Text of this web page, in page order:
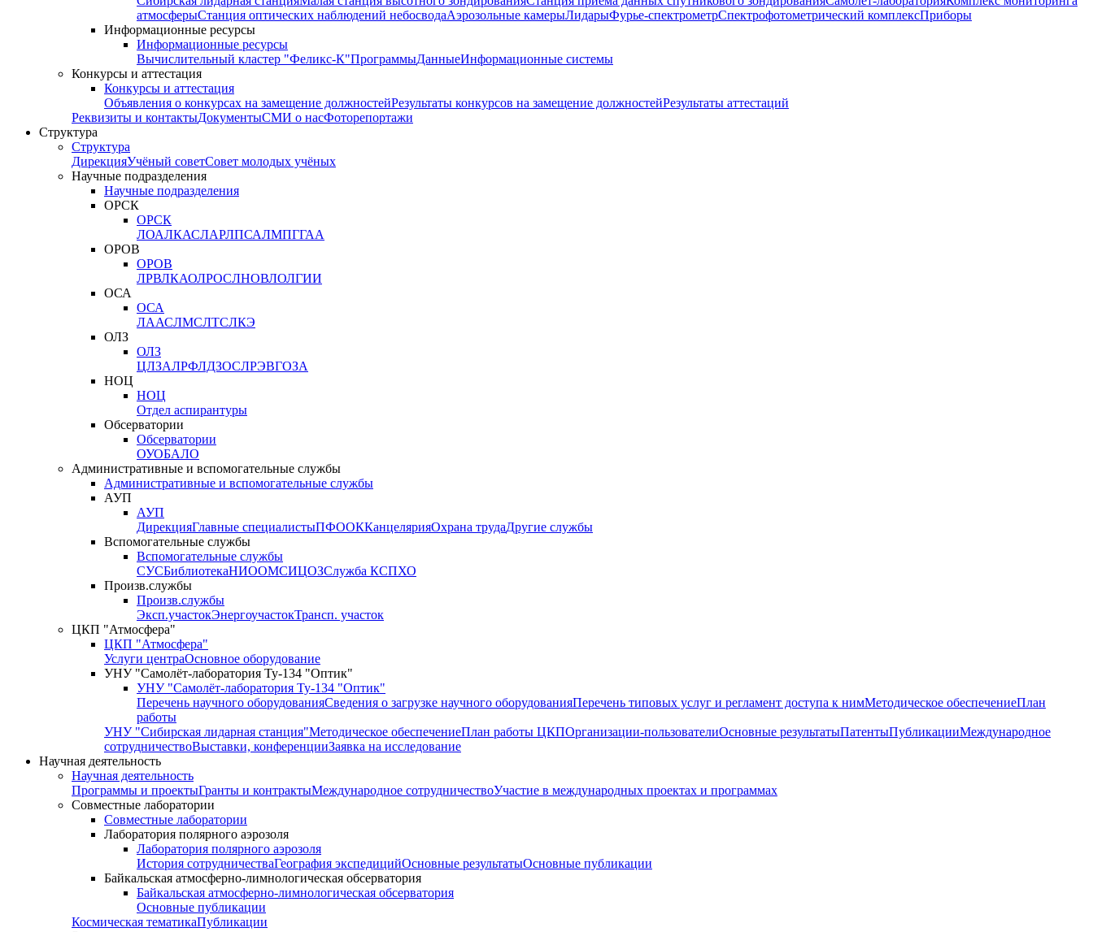
атмосферыСтанция оптических наблюдений небосводаАэрозольные камерыЛидарыФурье-спектрометрСпектрофотометрический комплексПриборы
Информационные ресурсы
Информационные ресурсы
Вычислительный кластер "Феликс-К"ПрограммыДанныеИнформационные системы
Конкурсы и аттестация
Конкурсы и аттестация
Объявления о конкурсах на замещение должностейРезультаты конкурсов на замещение должностейРезультаты аттестаций
Реквизиты и контактыДокументыСМИ о насФоторепортажи
Структура
Структура
ДирекцияУчёный советСовет молодых учёных
Научные подразделения
Научные подразделения
ОРСК
ОРСК
ЛОАЛКАСЛАРЛПСАЛМПГГАА
ОРОВ
ОРОВ
ЛРВЛКАОЛРОСЛНОВЛОЛГИИ
ОСА
ОСА
ЛААСЛМСЛТСЛКЭ
ОЛЗ
ОЛЗ
ЦЛЗАЛРФЛДЗОСЛРЭВГОЗА
НОЦ
НОЦ
Отдел аспирантуры
Обсерватории
Обсерватории
ОУОБАЛО
Административные и вспомогательные службы
Административные и вспомогательные службы
АУП
АУП
ДирекцияГлавные специалистыПФООККанцелярияОхрана трудаДругие службы
Вспомогательные службы
Вспомогательные службы
СУСБиблиотекаНИООМСИЦОЗСлужба КСПХО
Произв.службы
Произв.службы
Эксп.участокЭнергоучастокТрансп. участок
ЦКП "Атмосфера"
ЦКП "Атмосфера"
Услуги центраОсновное оборудование
УНУ "Самолёт-лаборатория Ту-134 "Оптик"
УНУ "Самолёт-лаборатория Ту-134 "Оптик"
Перечень научного оборудованияСведения о загрузке научного оборудованияПеречень типовых услуг и регламент доступа к нимМетодическое обеспечениеПлан
работы
УНУ "Сибирская лидарная станция"Методическое обеспечениеПлан работы ЦКПОрганизации-пользователиОсновные результатыПатентыПубликацииМеждународное
сотрудничествоВыставки, конференцииЗаявка на исследование
Научная деятельность
Научная деятельность
Программы и проектыГранты и контрактыМеждународное сотрудничествоУчастие в международных проектах и программах
Совместные лаборатории
Совместные лаборатории
Лаборатория полярного аэрозоля
Лаборатория полярного аэрозоля
История сотрудничестваГеография экспедицийОсновные результатыОсновные публикации
Байкальская атмосферно-лимнологическая обсерватория
Байкальская атмосферно-лимнологическая обсерватория
Основные публикации
Космическая тематикаПубликации